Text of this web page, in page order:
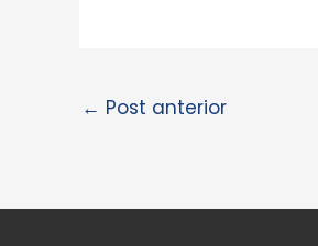
← Post anterior